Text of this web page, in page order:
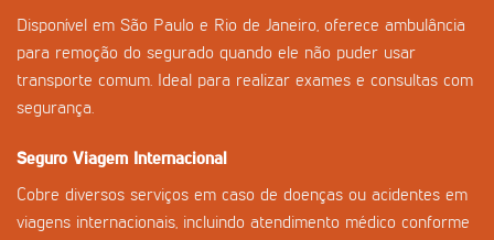
Disponível em São Paulo e Rio de Janeiro, oferece ambulância
para remoção do segurado quando ele não puder usar
transporte comum. Ideal para realizar exames e consultas com
segurança.
Seguro Viagem Internacional
Cobre diversos serviços em caso de doenças ou acidentes em
viagens internacionais, incluindo atendimento médico conforme